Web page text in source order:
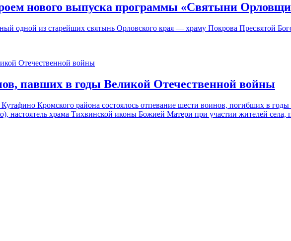
нового выпуска программы «Святыни
из старейших святынь Орловского края — храму Покрова Пресвятой
павших в годы Великой Отечественной войны
Кромского района состоялось отпевание шести воинов, погибших в
настоятель храма Тихвинской иконы Божией Матери при участии жителей села,